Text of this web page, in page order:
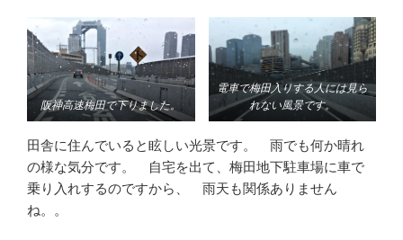
阪神高速梅田で下りました。
電車で梅田入りする人には見ら
れない風景です。
田舎に住んでいると眩しい光景です。 雨でも何か晴れ
の様な気分です。 自宅を出て、梅田地下駐車場に車で
乗り入れするのですから、 雨天も関係ありません
ね。。